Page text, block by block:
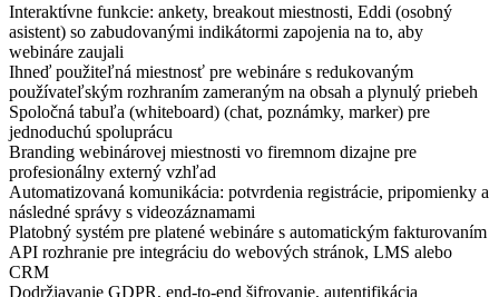
Interaktívne funkcie: ankety, breakout miestnosti, Eddi (osobný
asistent) so zabudovanými indikátormi zapojenia na to, aby
webináre zaujali
Ihneď použiteľná miestnosť pre webináre s redukovaným
používateľským rozhraním zameraným na obsah a plynulý priebeh
Spoločná tabuľa (whiteboard) (chat, poznámky, marker) pre
jednoduchú spoluprácu
Branding webinárovej miestnosti vo firemnom dizajne pre
profesionálny externý vzhľad
Automatizovaná komunikácia: potvrdenia registrácie, pripomienky a
následné správy s videozáznamami
Platobný systém pre platené webináre s automatickým fakturovaním
API rozhranie pre integráciu do webových stránok, LMS alebo
CRM
Dodržiavanie GDPR, end-to-end šifrovanie, autentifikácia